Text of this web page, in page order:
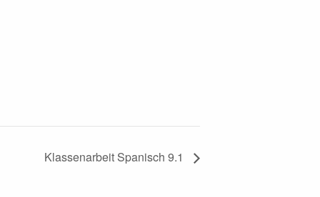
Klassenarbeit Spanisch 9.1